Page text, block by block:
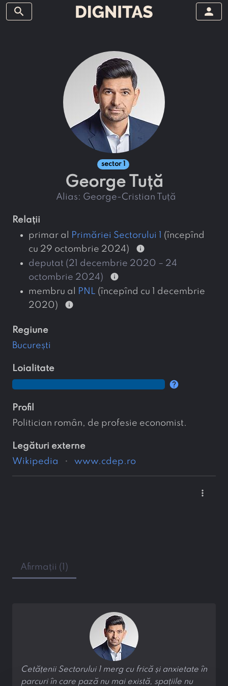
search person
sector 1
George Tuță
alias: George-Cristian Tuță
relații
primar al
Primăriei Sectorului 1
(începînd
cu 29 octombrie 2024)
info
deputat (21 decembrie 2020 – 24
octombrie 2024)
info
membru al
PNL (începînd cu 1 decembrie
2020)
info
regiune
București
loialitate
help
profil
Politician român, de profesie economist.
legături externe
Wikipedia
www.cdep.ro
more_vert
Afirmații (1)
Cetățenii Sectorului 1 merg cu frică și anxietate în
parcuri în care pază nu mai există, spațiile nu